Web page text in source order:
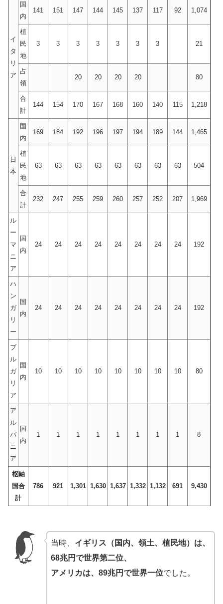
イ
タ
リ
ア
国
内
141 151 147 144 145 137 117 92 1,074
植
民
地
3 3 3 3 3 3 3 21
占
領
20 20 20 20 80
合
計
144 154 170 167 168 160 140 115 1,218
日
本
国
内
169 184 192 196 197 194 189 144 1,465
植
民
地
63 63 63 63 63 63 63 63 504
合
計
232 247 255 259 260 257 252 207 1,969
ル
ー
マ
ニ
ア
国
内
24 24 24 24 24 24 24 24 192
ハ
ン
ガ
リ
ー
国
内
24 24 24 24 24 24 24 24 192
ブ
ル
ガ
リ
ア
国
内
10 10 10 10 10 10 10 10 80
ア
ル
バ
ニ
ア
国
内
1 1 1 1 1 1 1 1 8
枢軸
国合
計
786 921 1,301 1,630 1,637 1,332 1,132 691 9,430
当時、 イギリス（国内、領土、植民地）は、
68兆円で世界第二位、
アメリカは、89兆円で世界一位でした。